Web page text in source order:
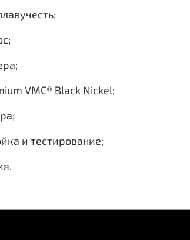
VMC® Black Nickel;
и тестирование;